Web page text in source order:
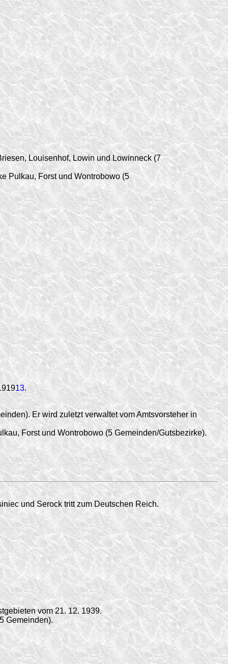
Louisenhof, Lowin und Lowinneck (7
Pulkau, Forst und Wontrobowo (5
13.
Er wird zuletzt verwaltet vom Amtsvorsteher in
Forst und Wontrobowo (5 Gemeinden/Gutsbezirke).
und Serock tritt zum Deutschen Reich.
vom 21. 12. 1939.
Gemeinden).